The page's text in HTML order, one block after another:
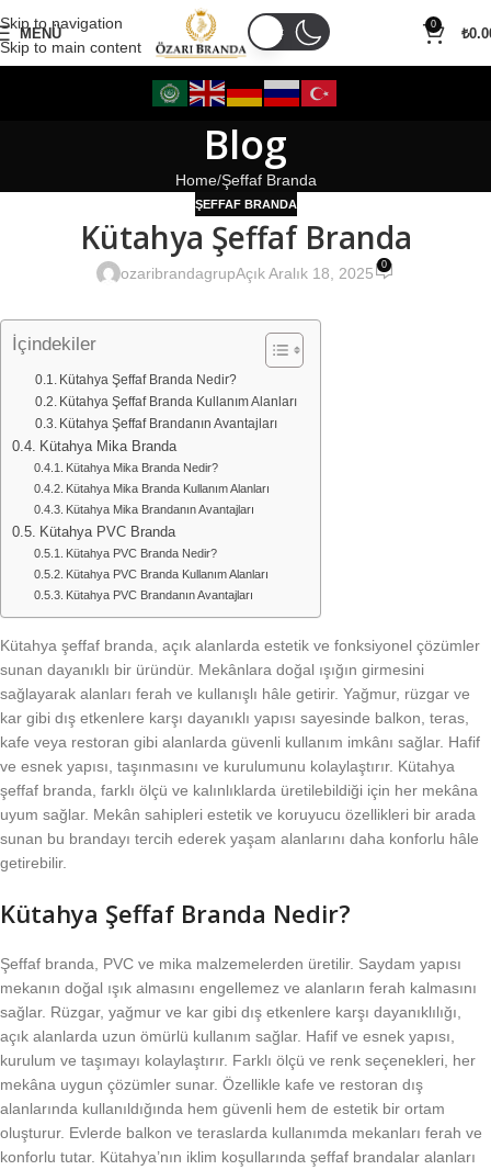
Skip to navigation
Skip to main content
MENÜ
0
₺
Blog
Home Şeffaf Branda
ŞEFFAF BRANDA
Kütahya Şeffaf Branda
ozaribrandagrupAçık Aralık 18, 2025 0
İçindekiler
Kütahya Şeffaf Branda Nedir?
Kütahya Şeffaf Branda Kullanım Alanları
Kütahya Şeffaf Brandanın Avantajları
Kütahya Mika Branda
Kütahya Mika Branda Nedir?
Kütahya Mika Branda Kullanım Alanları
Kütahya Mika Brandanın Avantajları
Kütahya PVC Branda
Kütahya PVC Branda Nedir?
Kütahya PVC Branda Kullanım Alanları
Kütahya PVC Brandanın Avantajları
Kütahya şeffaf branda, açık alanlarda estetik ve fonksiyonel çözümler
sunan dayanıklı bir üründür. Mekânlara doğal ışığın girmesini
sağlayarak alanları ferah ve kullanışlı hâle getirir. Yağmur, rüzgar ve
kar gibi dış etkenlere karşı dayanıklı yapısı sayesinde balkon, teras,
kafe veya restoran gibi alanlarda güvenli kullanım imkânı sağlar. Hafif
ve esnek yapısı, taşınmasını ve kurulumunu kolaylaştırır. Kütahya
şeffaf branda, farklı ölçü ve kalınlıklarda üretilebildiği için her mekâna
uyum sağlar. Mekân sahipleri estetik ve koruyucu özellikleri bir arada
sunan bu brandayı tercih ederek yaşam alanlarını daha konforlu hâle
getirebilir.
Kütahya Şeffaf Branda Nedir?
Şeffaf branda, PVC ve mika malzemelerden üretilir. Saydam yapısı
mekanın doğal ışık almasını engellemez ve alanların ferah kalmasını
sağlar. Rüzgar, yağmur ve kar gibi dış etkenlere karşı dayanıklılığı,
açık alanlarda uzun ömürlü kullanım sağlar. Hafif ve esnek yapısı,
kurulum ve taşımayı kolaylaştırır. Farklı ölçü ve renk seçenekleri, her
mekâna uygun çözümler sunar. Özellikle kafe ve restoran dış
alanlarında kullanıldığında hem güvenli hem de estetik bir ortam
oluşturur. Evlerde balkon ve teraslarda kullanımda mekanları ferah ve
konforlu tutar. Kütahya’nın iklim koşullarında şeffaf brandalar alanları